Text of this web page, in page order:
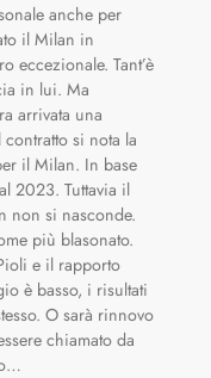
anche per
il Milan in
eccezionale. Tant’è
in lui. Ma
arrivata una
si nota la
il Milan. In base
2023. Tuttavia il
non si nasconde.
più blasonato.
e il rapporto
è basso, i risultati
O sarà rinnovo
chiamato da